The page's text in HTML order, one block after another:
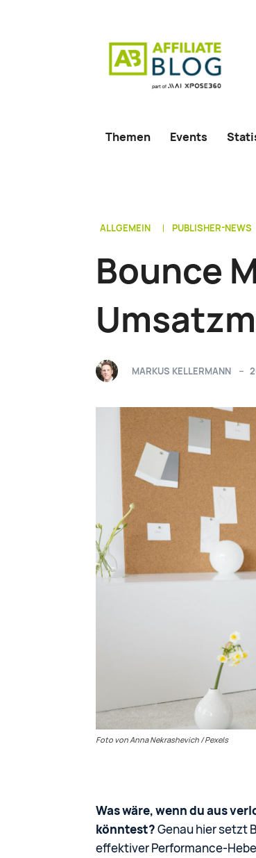
Themen Events
ALLGEMEIN PUBLISHER-NEWS
Bounce
MARKUS KELLERMANN
Foto von Anna Nekrashevich / Pexels
Was wäre, wenn du aus
könntest?Genau hier setzt
effektiver Performance-